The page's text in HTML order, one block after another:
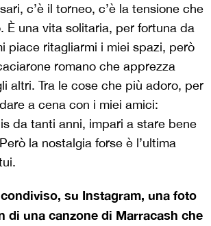
c’è il torneo, c’è la tensione che
È una vita solitaria, per fortuna da
piace ritagliarmi i miei spazi, però
romano che apprezza
altri. Tra le cose che più adoro, per
a cena con i miei amici:
da tanti anni, impari a stare bene
la nostalgia forse è l’ultima
su Instagram, una foto
di una canzone di Marracash che